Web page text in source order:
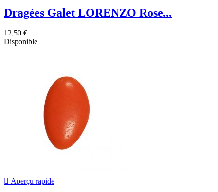
Dragées Galet LORENZO Rose...
12,50 €
Disponible
 Aperçu rapide